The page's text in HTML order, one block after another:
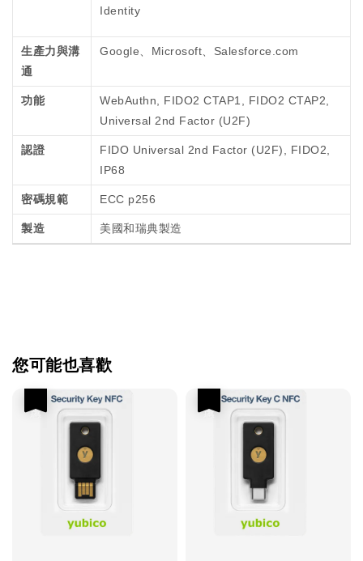
Identity
生產力與溝
通
Google、Microsoft、Salesforce.com
功能
WebAuthn, FIDO2 CTAP1, FIDO2 CTAP2,
Universal 2nd Factor (U2F)
認證
FIDO Universal 2nd Factor (U2F), FIDO2,
IP68
密碼規範 ECC p256
製造 美國和瑞典製造
您可能也喜歡